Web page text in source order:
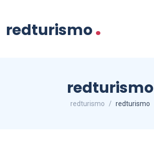
redturismo.
redturismo
redturismo redturismo